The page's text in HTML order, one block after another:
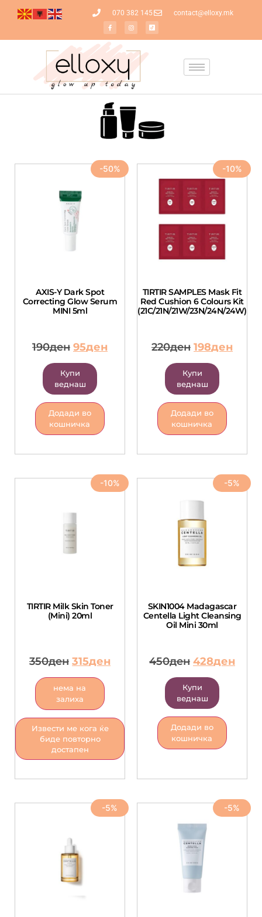
070 382 145 contact@elloxy.mk
-50%
AXIS-Y Dark Spot
Correcting Glow Serum
MINI 5ml
190ден 95ден
Купи
веднаш
Додади во
кошничка
-10%
TIRTIR SAMPLES Mask Fit
Red Cushion 6 Colours Kit
(21C/21N/21W/23N/24N/24W)
220ден 198ден
Купи
веднаш
Додади во
кошничка
-10%
TIRTIR Milk Skin Toner
(Mini) 20ml
350ден 315ден
нема на
залиха
Извести ме кога ќе
биде повторно
достапен
-5%
SKIN1004 Madagascar
Centella Light Cleansing
Oil Mini 30ml
450ден 428ден
Купи
веднаш
Додади во
кошничка
-5% -5%